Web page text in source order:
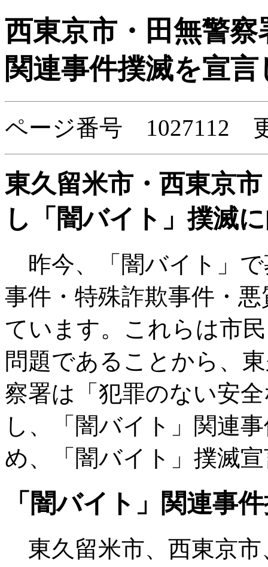
西東京市・田無警
関連事件撲滅を宣
ページ番号 1027112
東久留米市・西東京
し「闇バイト」撲滅
昨今、「闇バイト」
事件・特殊詐欺事件・
ています。これらは市
問題であることから、
察署は「犯罪のない安
し、「闇バイト」関連
め、「闇バイト」撲滅
「闇バイト」関連事
東久留米市、西東京市